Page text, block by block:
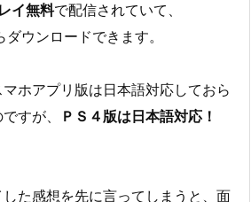
イ無料で配信されていて、
ウンロードできます。
ホアプリ版は日本語対応しておら
すが、
ＰＳ４版は日本語対応！
た感想を先に言ってしまうと、面